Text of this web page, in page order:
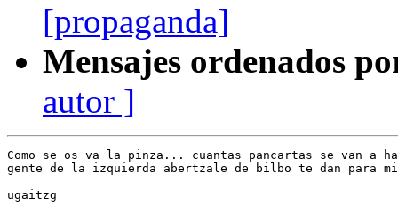
[propaganda]
Mensajes ordenados
autor ]
Como se os va la pinza... cuantas pancartas se van a
gente de la izquierda abertzale de bilbo te dan para
ugaitzg